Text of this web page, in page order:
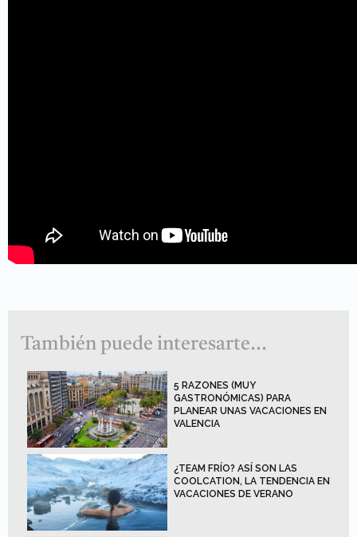
También puede interesarte...
5 RAZONES (MUY
GASTRONÓMICAS) PARA
PLANEAR UNAS VACACIONES EN
VALENCIA
¿TEAM FRÍO? ASÍ SON LAS
COOLCATION, LA TENDENCIA EN
VACACIONES DE VERANO